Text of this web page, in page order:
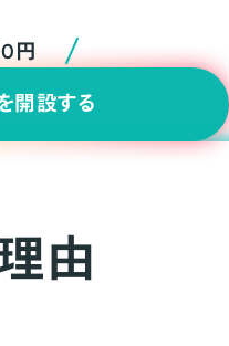
円
開設する
由